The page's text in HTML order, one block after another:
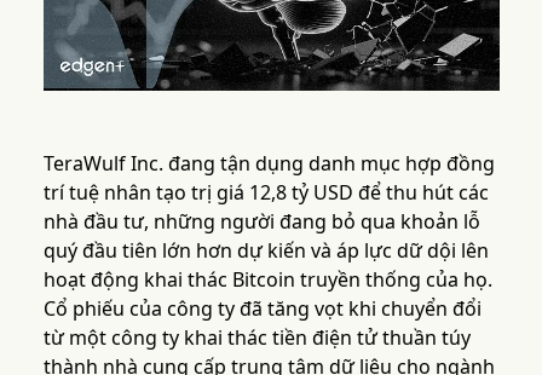
TeraWulf Inc. đang tận dụng danh mục hợp đồng
trí tuệ nhân tạo trị giá 12,8 tỷ USD để thu hút các
nhà đầu tư, những người đang bỏ qua khoản lỗ
quý đầu tiên lớn hơn dự kiến và áp lực dữ dội lên
hoạt động khai thác Bitcoin truyền thống của họ.
Cổ phiếu của công ty đã tăng vọt khi chuyển đổi
từ một công ty khai thác tiền điện tử thuần túy
thành nhà cung cấp trung tâm dữ liệu cho ngành